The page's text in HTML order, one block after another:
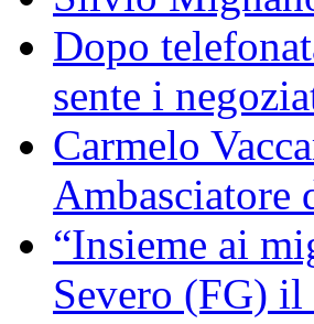
Dopo
sente i
Carmelo
Ambasciatore
“Insieme ai
Severo (FG)